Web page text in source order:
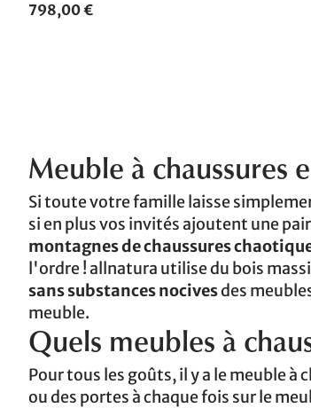
798,00 €
Meuble à chaussures
Si toute votre famille laisse
si en plus vos invités ajoutent une
montagnes de chaussures
l'ordre ! allnatura utilise du bois
sans substances nocivesdes
meuble.
Quels meubles à
Pour tous les goûts, il y a le meuble
ou des portes à chaque fois sur le